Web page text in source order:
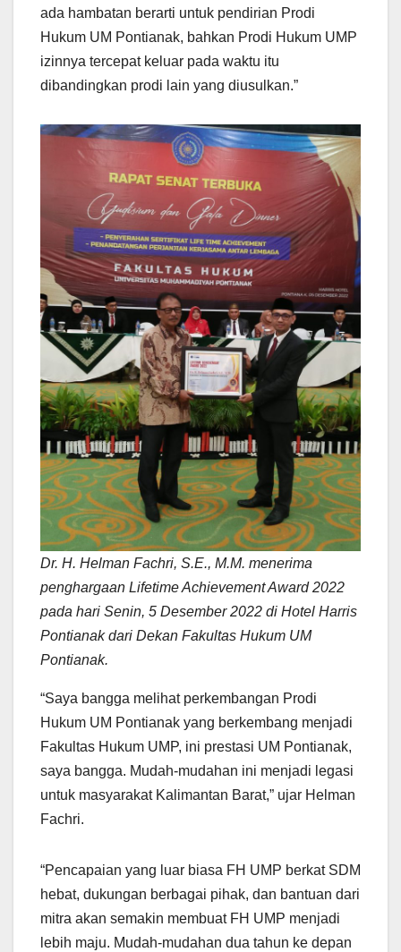
ada hambatan berarti untuk pendirian Prodi
Hukum UM Pontianak, bahkan Prodi Hukum UMP
izinnya tercepat keluar pada waktu itu
dibandingkan prodi lain yang diusulkan.”
Dr. H. Helman Fachri, S.E., M.M. menerima
penghargaan Lifetime Achievement Award 2022
pada hari Senin, 5 Desember 2022 di Hotel Harris
Pontianak dari Dekan Fakultas Hukum UM
Pontianak.
“Saya bangga melihat perkembangan Prodi
Hukum UM Pontianak yang berkembang menjadi
Fakultas Hukum UMP, ini prestasi UM Pontianak,
saya bangga. Mudah-mudahan ini menjadi legasi
untuk masyarakat Kalimantan Barat,” ujar Helman
Fachri.
“Pencapaian yang luar biasa FH UMP berkat SDM
hebat, dukungan berbagai pihak, dan bantuan dari
mitra akan semakin membuat FH UMP menjadi
lebih maju. Mudah-mudahan dua tahun ke depan